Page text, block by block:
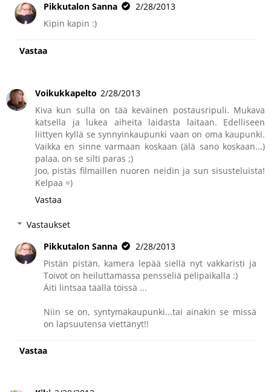
Pikkutalon Sanna
2/28/2013
Kipin kapin :)
Vastaa
Voikukkapelto 2/28/2013
Kiva kun sulla on tää keväinen postausripuli. Mukava
katsella ja lukea aiheita laidasta laitaan. Edelliseen
liittyen kyllä se synnyinkaupunki vaan on oma kaupunki.
Vaikka en sinne varmaan koskaan (älä sano koskaan...)
palaa, on se silti paras ;)
Joo, pistäs filmaillen nuoren neidin ja sun sisusteluista!
Kelpaa =)
Vastaa
Vastaukset
Pikkutalon Sanna
2/28/2013
Pistän pistän, kamera lepää siellä nyt vakkaristi ja
Toivot on heiluttamassa pensseliä pelipaikalla :)
Äiti lintsaa täällä töissä ...
Niin se on, syntymäkaupunki...tai ainakin se missä
on lapsuutensa viettänyt!!
Vastaa